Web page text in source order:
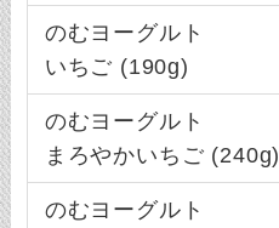
のむヨーグルト
いちご (190g)
のむヨーグルト
まろやかいちご (240g)
のむヨーグルト